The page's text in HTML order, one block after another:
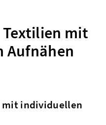
Textilien mit
Aufnähen
mit individuellen